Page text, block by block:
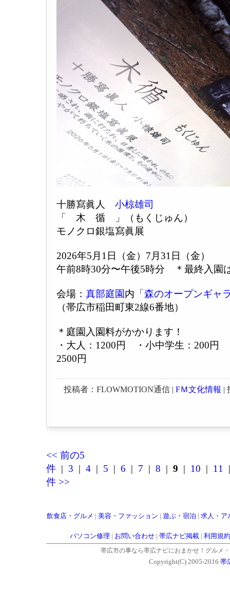
十勝寫眞人 小椋雄司
「 木 循 」（もくじゅん）
モノクロ銀塩寫眞展
2026年5月1日（金）7月31日（金）
午前8時30分〜午後5時分 ＊最終入園
会場： 真部庭園内 「森のオープンギャ
（帯広市稲田町東2線6番地）
＊庭園入園料がかかります！
・大人：1200円 ・小中学生：200円
2500円
投稿者：FLOWMOTION通信 | FＭ文化情報 |
<< 前の5
件 | 3 | 4 | 5 | 6 | 7 | 8 | 9 | 10 | 11
件 >>
飲食店・グルメ 美容・ファッション 遊ぶ・宿泊 求人・ア
パソコン修理 お問い合わせ| 帯広ナビ掲載| 利用規約
帯広市の事なら帯広ナビにおまかせ！グルメ
Copyright(C) 2005-2016 帯